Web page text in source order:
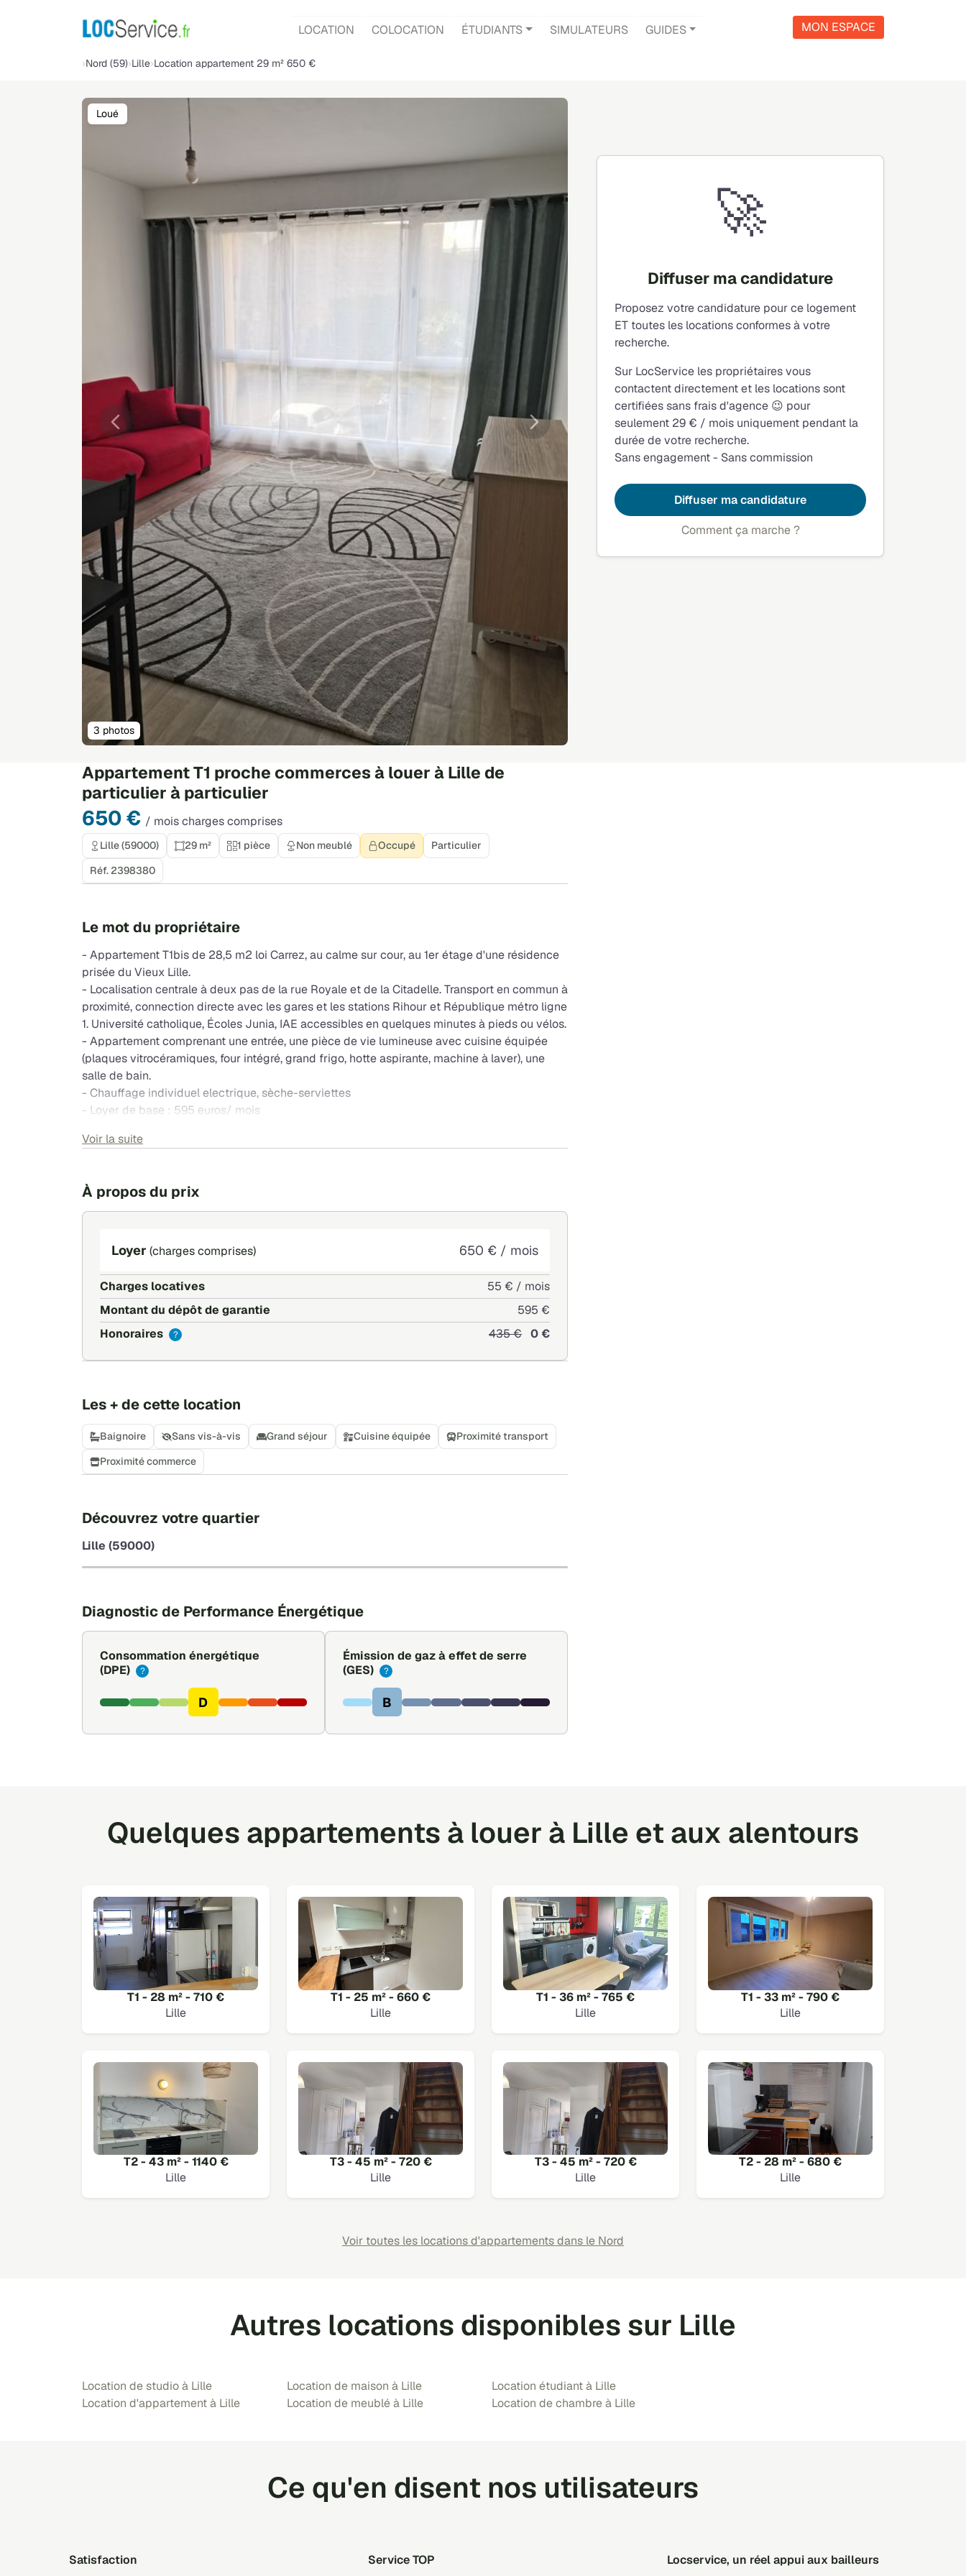
LOCATION COLOCATION ÉTUDIANTS SIMULATEURS GUIDES MON ESPACE
Nord (59) Lille Location appartement 29 m² 650 €
Appartement T1 proche commerces à louer à Lille de
particulier à particulier
650 € / mois charges comprises
Précédente Suivante
3 photos
Loué
Lille (59000) 29 m² 1 pièce Non meublé Occupé
Particulier
Réf. 2398380
Le mot du propriétaire
- Appartement T1bis de 28,5 m2 loi Carrez, au calme sur cour, au 1er étage d'une résidence
prisée du Vieux Lille.
- Localisation centrale à deux pas de la rue Royale et de la Citadelle. Transport en commun à
proximité, connection directe avec les gares et les stations Rihour et République métro ligne
1. Université catholique, Écoles Junia, IAE accessibles en quelques minutes à pieds ou vélos.
- Appartement comprenant une entrée, une pièce de vie lumineuse avec cuisine équipée
(plaques vitrocéramiques, four intégré, grand frigo, hotte aspirante, machine à laver), une
salle de bain.
- Chauffage individuel electrique, sèche-serviettes
- Loyer de base : 595 euros/ mois
- Provisions sur charges (dont eau froide, entretien et chauffage des parties communes,
- Dépôt de Garantie : 595 euros.
Voir la suite
À propos du prix
Loyer (charges comprises) 650 € / mois
Charges locatives
55 € / mois
Montant du dépôt de garantie
595 €
Honoraires
? 435 € 0 €
Les + de cette location
Baignoire Sans vis-à-vis Grand séjour Cuisine équipée
Proximité transport
Proximité commerce
Découvrez votre quartier
Lille (59000)
Diagnostic de Performance Énergétique
Consommation énergétique
(DPE)
?
D
Émission de gaz à effet de serre
(GES)
?
B
🚀
Diffuser ma candidature
Proposez votre candidature pour ce logement
ET toutes les locations conformes à votre
recherche.
Sur LocService les propriétaires vous
contactent directement et les locations sont
certifiées sans frais d'agence 😉 pour
seulement 29 € / mois uniquement pendant la
durée de votre recherche.
Sans engagement - Sans commission
Diffuser ma candidature
Comment ça marche ?
Quelques appartements à louer à Lille et aux alentours
T1 - 28 m² - 710 €
Lille
T1 - 25 m² - 660 €
Lille
T1 - 36 m² - 765 €
Lille
T1 - 33 m² - 790 €
Lille
T2 - 43 m² - 1140 €
Lille
T3 - 45 m² - 720 €
Lille
T3 - 45 m² - 720 €
Lille
T2 - 28 m² - 680 €
Lille
Voir toutes les locations d'appartements dans le Nord
Autres locations disponibles sur Lille
Location de studio à Lille
Location d'appartement à Lille
Location de maison à Lille
Location de meublé à Lille
Location étudiant à Lille
Location de chambre à Lille
Ce qu'en disent nos utilisateurs
satisfaction
Service TOP
Locservice, un réel appui aux bailleurs